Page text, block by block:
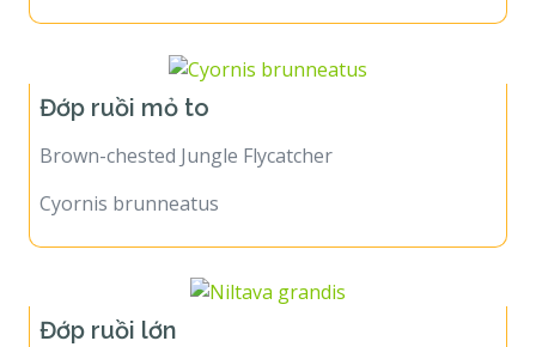
Đớp ruồi mỏ to
Brown-chested Jungle Flycatcher
Cyornis brunneatus
Đớp ruồi lớn